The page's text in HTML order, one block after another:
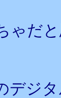
ゃだと
デジ